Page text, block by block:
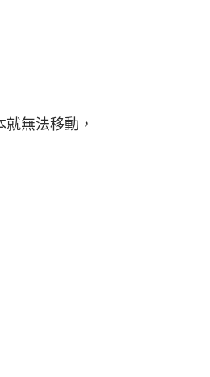
無法移動，